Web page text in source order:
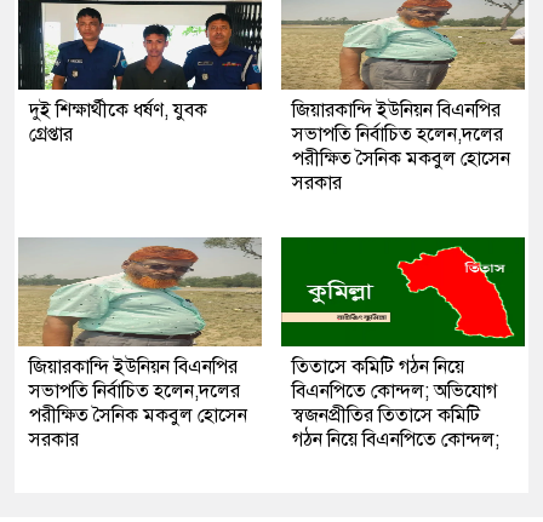
দুই শিক্ষার্থীকে ধর্ষণ, যুবক
গ্রেপ্তার
জিয়ারকান্দি ইউনিয়ন বিএনপির
সভাপতি নির্বাচিত হলেন,দলের
পরীক্ষিত সৈনিক মকবুল হোসেন
সরকার
জিয়ারকান্দি ইউনিয়ন বিএনপির
সভাপতি নির্বাচিত হলেন,দলের
পরীক্ষিত সৈনিক মকবুল হোসেন
সরকার
তিতাসে কমিটি গঠন নিয়ে
বিএনপিতে কোন্দল; অভিযোগ
স্বজনপ্রীতির তিতাসে কমিটি
গঠন নিয়ে বিএনপিতে কোন্দল;